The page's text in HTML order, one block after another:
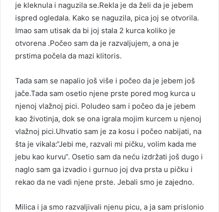
je kleknula i naguzila se.Rekla je da želi da je jebem
ispred ogledala. Kako se naguzila, pica joj se otvorila.
Imao sam utisak da bi joj stala 2 kurca koliko je
otvorena .Počeo sam da je razvaljujem, a ona je
prstima počela da mazi klitoris.
Tada sam se napalio još više i počeo da je jebem još
jače.Tada sam osetio njene prste pored mog kurca u
njenoj vlažnoj pici. Poludeo sam i počeo da je jebem
kao životinja, dok se ona igrala mojim kurcem u njenoj
vlažnoj pici.Uhvatio sam je za kosu i počeo nabijati, na
šta je vikala:“Jebi me, razvali mi pičku, volim kada me
jebu kao kurvu“. Osetio sam da neću izdržati još dugo i
naglo sam ga izvadio i gurnuo joj dva prsta u pičku i
rekao da ne vadi njene prste. Jebali smo je zajedno.
Milica i ja smo razvaljivali njenu picu, a ja sam prislonio